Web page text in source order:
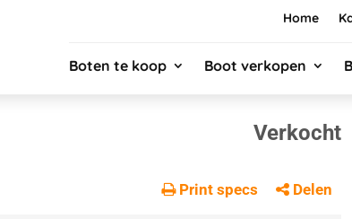
Home
Boten te koop Boot verkopen
Verkocht
Print specs Delen